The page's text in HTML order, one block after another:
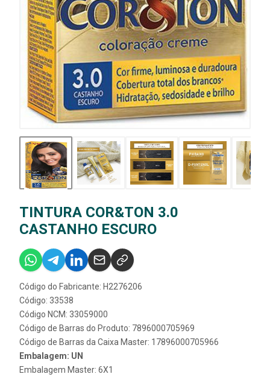
TINTURA COR&TON 3.0
CASTANHO ESCURO
Código do Fabricante: H2276206
Código: 33538
Código NCM: 33059000
Código de Barras do Produto: 7896000705969
Código de Barras da Caixa Master: 17896000705966
Embalagem: UN
Embalagem Master: 6X1